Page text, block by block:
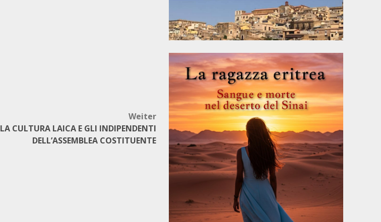
Weiter
LA CULTURA LAICA E GLI INDIPENDENTI
DELL’ASSEMBLEA COSTITUENTE